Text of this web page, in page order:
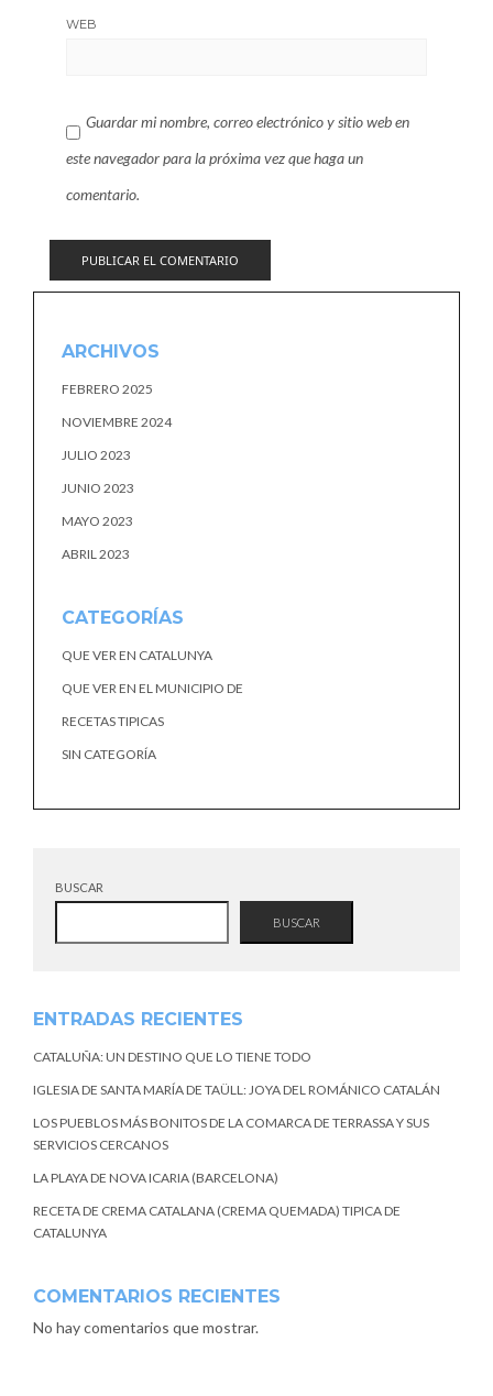
WEB
Guardar mi nombre, correo electrónico y sitio web en
este navegador para la próxima vez que haga un
comentario.
ARCHIVOS
FEBRERO 2025
NOVIEMBRE 2024
JULIO 2023
JUNIO 2023
MAYO 2023
ABRIL 2023
CATEGORÍAS
QUE VER EN CATALUNYA
QUE VER EN EL MUNICIPIO DE
RECETAS TIPICAS
SIN CATEGORÍA
BUSCAR
BUSCAR
ENTRADAS RECIENTES
CATALUÑA: UN DESTINO QUE LO TIENE TODO
IGLESIA DE SANTA MARÍA DE TAÜLL: JOYA DEL ROMÁNICO CATALÁN
LOS PUEBLOS MÁS BONITOS DE LA COMARCA DE TERRASSA Y SUS
SERVICIOS CERCANOS
LA PLAYA DE NOVA ICARIA (BARCELONA)
RECETA DE CREMA CATALANA (CREMA QUEMADA) TIPICA DE
CATALUNYA
COMENTARIOS RECIENTES
No hay comentarios que mostrar.